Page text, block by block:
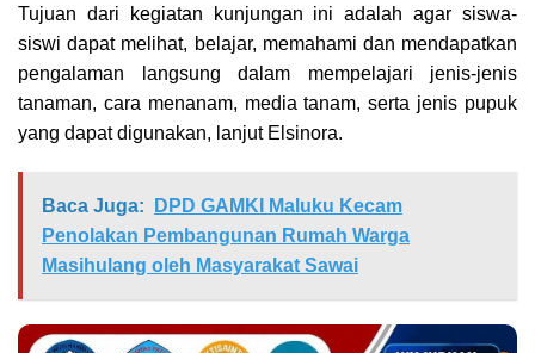
Tujuan dari kegiatan kunjungan ini adalah agar siswa-
siswi dapat melihat, belajar, memahami dan mendapatkan
pengalaman langsung dalam mempelajari jenis-jenis
tanaman, cara menanam, media tanam, serta jenis pupuk
yang dapat digunakan, lanjut Elsinora.
Baca Juga:
DPD GAMKI Maluku Kecam
Penolakan Pembangunan Rumah Warga
Masihulang oleh Masyarakat Sawai